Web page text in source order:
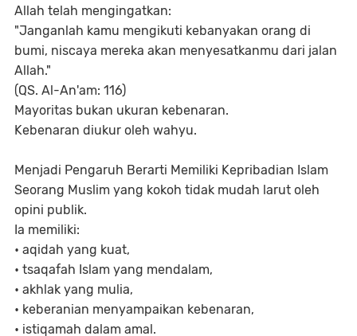
Allah telah mengingatkan:
"Janganlah kamu mengikuti kebanyakan orang di
bumi, niscaya mereka akan menyesatkanmu dari jalan
Allah."
(QS. Al-An'am: 116)
Mayoritas bukan ukuran kebenaran.
Kebenaran diukur oleh wahyu.
Menjadi Pengaruh Berarti Memiliki Kepribadian Islam
Seorang Muslim yang kokoh tidak mudah larut oleh
opini publik.
Ia memiliki:
• aqidah yang kuat,
• tsaqafah Islam yang mendalam,
• akhlak yang mulia,
• keberanian menyampaikan kebenaran,
• istiqamah dalam amal.